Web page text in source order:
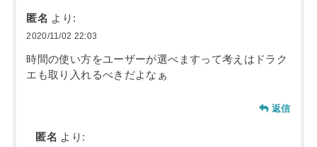
匿名 より:
2020/11/02 22:03
時間の使い方をユーザーが選べますって考えはドラク
エも取り入れるべきだよなぁ
返信
匿名 より: